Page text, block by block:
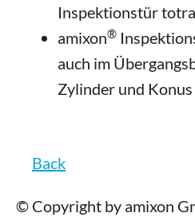
Inspektionstür
amixon®
auch im
Zylinder und
Back
© Copyright by amixon